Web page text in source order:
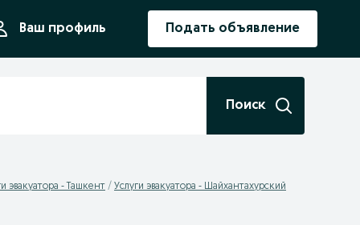
Ваш профиль Подать объявление
Поиск
эвакуатора - Ташкент
Услуги эвакуатора - Шайхантахурский